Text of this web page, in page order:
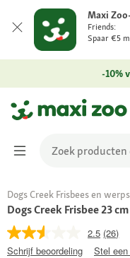
Maxi
Friends:
Spaar €5
-10%
Dogs Creek Frisbees en
Dogs Creek Frisbee 23 cm
2.5 (26)
Schrijf beoordeling
Stel